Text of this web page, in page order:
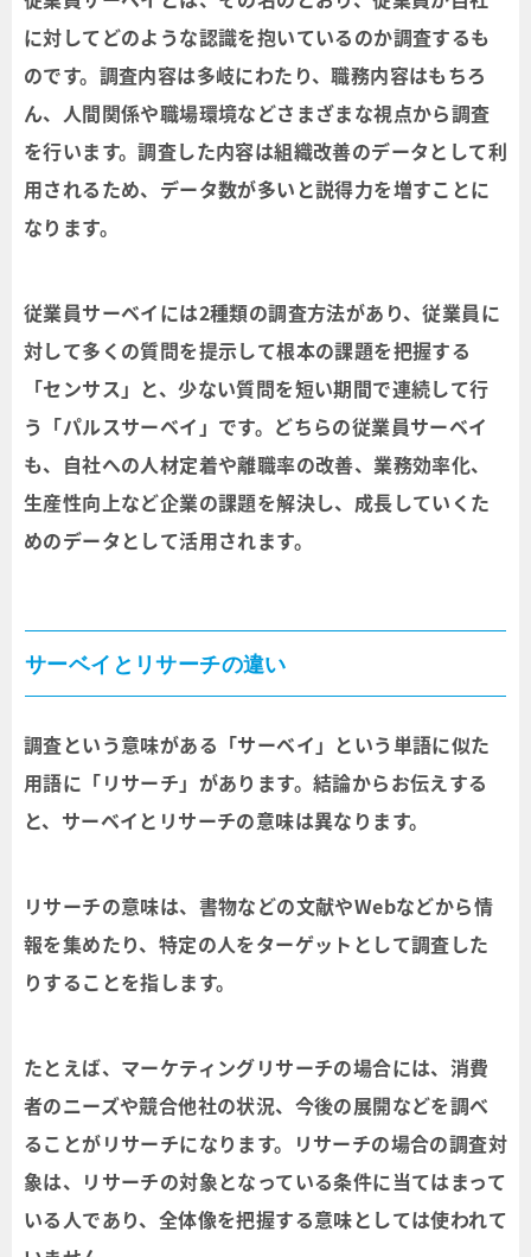
に対してどのような認識を抱いているのか調査するも
のです。調査内容は多岐にわたり、職務内容はもちろ
ん、人間関係や職場環境などさまざまな視点から調査
を行います。調査した内容は組織改善のデータとして利
用されるため、データ数が多いと説得力を増すことに
なります。
従業員サーベイには2種類の調査方法があり、従業員に
対して多くの質問を提示して根本の課題を把握する
「センサス」と、少ない質問を短い期間で連続して行
う「パルスサーベイ」です。どちらの従業員サーベイ
も、自社への人材定着や離職率の改善、業務効率化、
生産性向上など企業の課題を解決し、成長していくた
めのデータとして活用されます。
サーベイとリサーチの違い
調査という意味がある「サーベイ」という単語に似た
用語に「リサーチ」があります。結論からお伝えする
と、サーベイとリサーチの意味は異なります。
リサーチの意味は、書物などの文献やWebなどから情
報を集めたり、特定の人をターゲットとして調査した
りすることを指します。
たとえば、マーケティングリサーチの場合には、消費
者のニーズや競合他社の状況、今後の展開などを調べ
ることがリサーチになります。リサーチの場合の調査対
象は、リサーチの対象となっている条件に当てはまって
いる人であり、全体像を把握する意味としては使われて